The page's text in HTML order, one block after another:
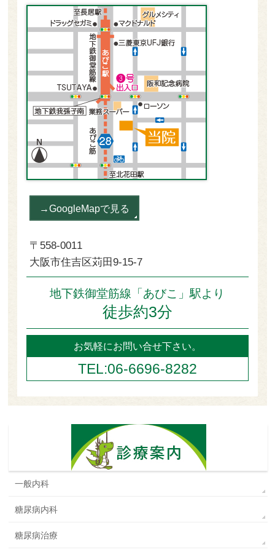
→GoogleMapで見る
〒558-0011
大阪市住吉区苅田9-15-7
地下鉄御堂筋線「あびこ」駅より
徒歩約3分
お気軽にお問い合せ下さい。
TEL:06-6696-8282
一般内科
糖尿病内科
糖尿病治療